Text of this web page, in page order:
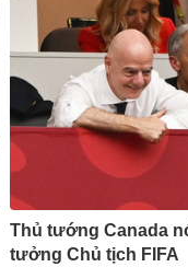
Thủ tướng Canada
tưởng Chủ tịch FIFA